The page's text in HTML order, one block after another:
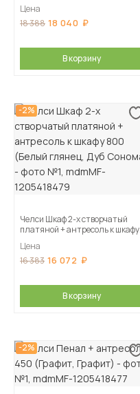
Белый)
Цена
18 388 18 040
В корзину
-2%
Челси Шкаф 2-х створчатый
платяной + антресоль к шкафу
Сонома)
Цена
16 383 16 072
В корзину
-2%